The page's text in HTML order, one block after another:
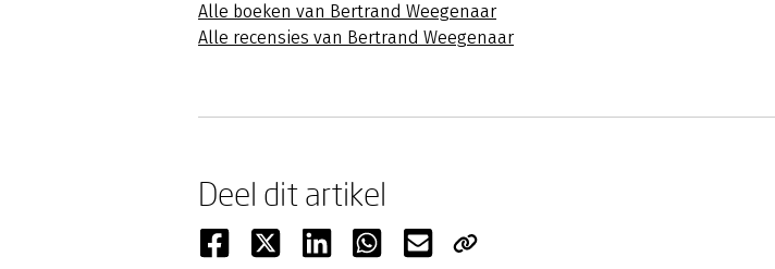
Alle boeken van Bertrand Weegenaar
Alle recensies van Bertrand Weegenaar
Deel dit artikel